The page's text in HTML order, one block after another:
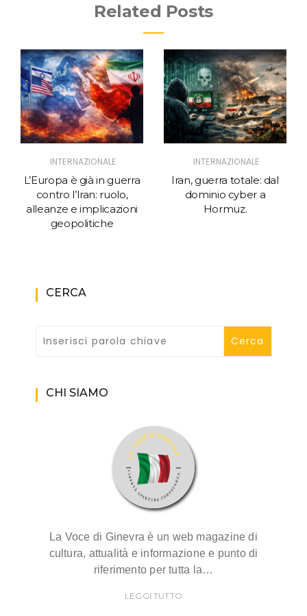
Related Posts
INTERNAZIONALE
L’Europa è già in guerra
contro l’Iran: ruolo,
alleanze e implicazioni
geopolitiche
INTERNAZIONALE
Iran, guerra totale: dal
dominio cyber a
Hormuz.
CERCA
CHI SIAMO
La Voce di Ginevra è un web magazine di
cultura, attualità e informazione e punto di
riferimento per tutta la…
LEGGI TUTTO